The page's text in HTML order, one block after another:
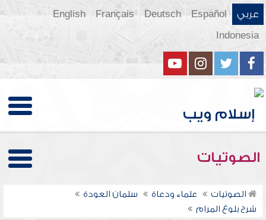
عربي Español
Deutsch
Français
English
Indonesia
الصوتيات
الصوتيات علماء ودعاة
سلمان العودة
شرح بلوغ المرام